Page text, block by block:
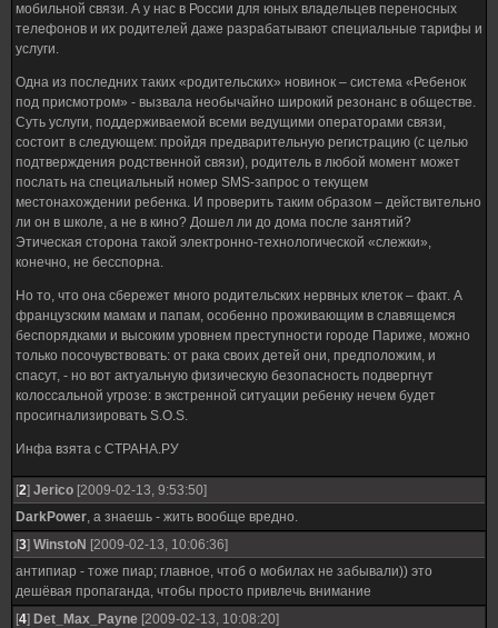
мобильной связи. А у нас в России для юных владельцев переносных
телефонов и их родителей даже разрабатывают специальные тарифы и
услуги.
Одна из последних таких «родительских» новинок – система «Ребенок
под присмотром» - вызвала необычайно широкий резонанс в обществе.
Суть услуги, поддерживаемой всеми ведущими операторами связи,
состоит в следующем: пройдя предварительную регистрацию (с целью
подтверждения родственной связи), родитель в любой момент может
послать на специальный номер SMS-запрос о текущем
местонахождении ребенка. И проверить таким образом – действительно
ли он в школе, а не в кино? Дошел ли до дома после занятий?
Этическая сторона такой электронно-технологической «слежки»,
конечно, не бесспорна.
Но то, что она сбережет много родительских нервных клеток – факт. А
французским мамам и папам, особенно проживающим в славящемся
беспорядками и высоким уровнем преступности городе Париже, можно
только посочувствовать: от рака своих детей они, предположим, и
спасут, - но вот актуальную физическую безопасность подвергнут
колоссальной угрозе: в экстренной ситуации ребенку нечем будет
просигнализировать S.O.S.
Инфа взята с СТРАНА.РУ
[2] Jerico [2009-02-13, 9:53:50]
DarkPower, а знаешь - жить вообще вредно.
[3] WinstoN [2009-02-13, 10:06:36]
антипиар - тоже пиар; главное, чтоб о мобилах не забывали)) это
дешёвая пропаганда, чтобы просто привлечь внимание
[4] Det_Max_Payne [2009-02-13, 10:08:20]